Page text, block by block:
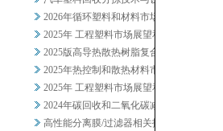
2026年循环塑料和材料市场新...
2025年 工程塑料市场展望和...
2025版高导热散热树脂复合材...
2025年热控制和散热材料市场...
2025年 工程塑料市场展望和...
2024年碳回收和二氧化碳减排...
高性能分离膜/过滤器相关技术和...